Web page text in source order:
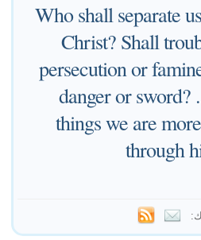
Who shall separate
Christ? Shall
persecution or
danger or sword?
things we are
through